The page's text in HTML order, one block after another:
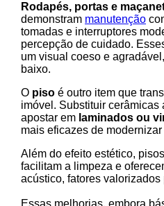
Rodapés, portas e
demonstram manutenção
tomadas e interruptores
percepção de cuidado.
um visual coeso e
baixo.
O piso é outro item que
imóvel. Substituir cerâmicas
apostar em laminados ou
mais eficazes de
Além do efeito estético,
facilitam a limpeza e
acústico, fatores valorizados